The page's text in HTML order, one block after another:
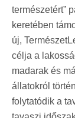
természetért”
keretében
új,
célja a
madarak és
állatokról
folytatódik a